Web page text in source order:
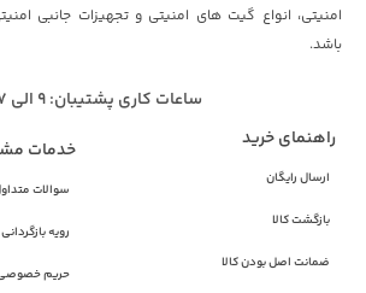
امنیتی، انواع گیت های امنیتی و تجهیزات جانبی
باشد.
ساعات کاری پشتیبان: 9 الی 17
راهنمای خرید
ارسال رایگان
بازگشت کالا
ضمانت اصل بودن کالا
خدمات
سوالات
رویه بازگردانی
حریم